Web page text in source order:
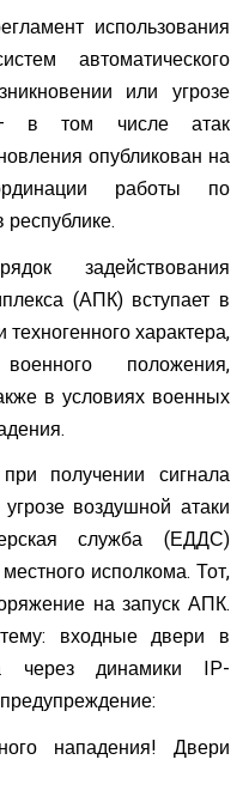
использования
автоматического
или угрозе
— в том числе атак
опубликован на
работы по
задействования
(АПК) вступает в
характера,
положения,
в условиях военных
получении сигнала
воздушной атаки
служба (ЕДДС)
исполкома. Тот,
на запуск АПК.
входные двери в
через динамики IP-
нападения! Двери